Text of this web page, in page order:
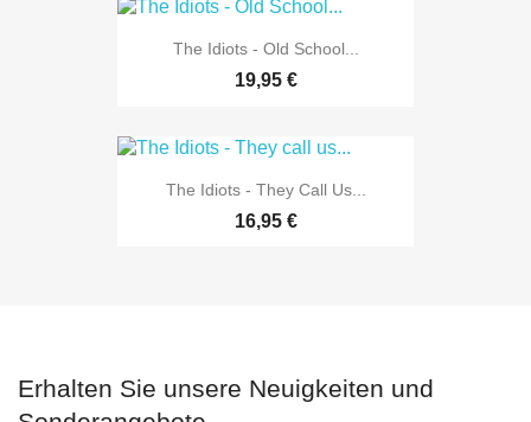
The Idiots - Old School...
19,95 €
The Idiots - They Call Us...
16,95 €
Erhalten Sie unsere Neuigkeiten und